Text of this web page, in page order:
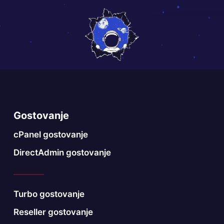
Gostovanje
cPanel gostovanje
DirectAdmin gostovanje
Turbo gostovanje
Reseller gostovanje